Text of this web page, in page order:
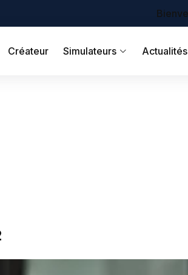
Bienvenue sur notre nouveau site !
Créateur Simulateurs Actualités